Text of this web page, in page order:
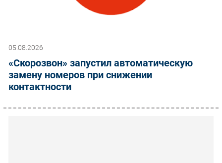
05.08.2026
«Скорозвон» запустил автоматическую
замену номеров при снижении
контактности